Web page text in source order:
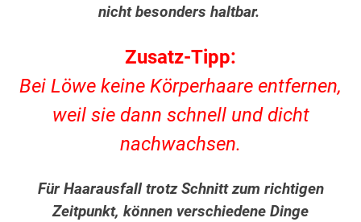
nicht besonders haltbar.
Zusatz-Tipp:
Bei Löwe keine Körperhaare entfernen,
weil sie dann schnell und dicht
nachwachsen.
Für Haarausfall trotz Schnitt zum richtigen
Zeitpunkt, können verschiedene Dinge